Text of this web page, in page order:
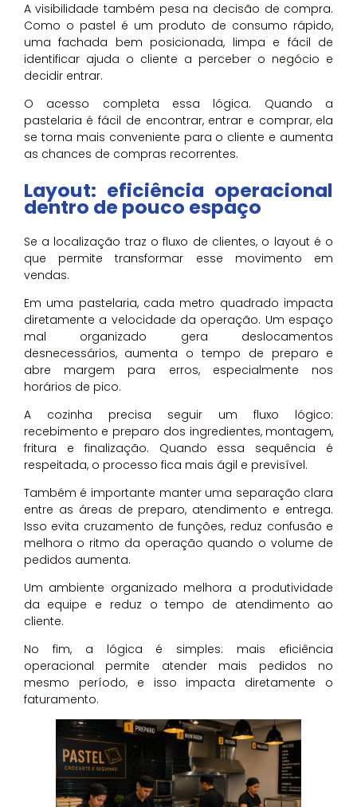
A visibilidade também pesa na decisão de compra.
Como o pastel é um produto de consumo rápido,
uma fachada bem posicionada, limpa e fácil de
identificar ajuda o cliente a perceber o negócio e
decidir entrar.
O acesso completa essa lógica. Quando a
pastelaria é fácil de encontrar, entrar e comprar, ela
se torna mais conveniente para o cliente e aumenta
as chances de compras recorrentes.
Layout: eficiência operacional
dentro de pouco espaço
Se a localização traz o fluxo de clientes, o layout é o
que permite transformar esse movimento em
vendas.
Em uma pastelaria, cada metro quadrado impacta
diretamente a velocidade da operação. Um espaço
mal organizado gera deslocamentos
desnecessários, aumenta o tempo de preparo e
abre margem para erros, especialmente nos
horários de pico.
A cozinha precisa seguir um fluxo lógico:
recebimento e preparo dos ingredientes, montagem,
fritura e finalização. Quando essa sequência é
respeitada, o processo fica mais ágil e previsível.
Também é importante manter uma separação clara
entre as áreas de preparo, atendimento e entrega.
Isso evita cruzamento de funções, reduz confusão e
melhora o ritmo da operação quando o volume de
pedidos aumenta.
Um ambiente organizado melhora a produtividade
da equipe e reduz o tempo de atendimento ao
cliente.
No fim, a lógica é simples: mais eficiência
operacional permite atender mais pedidos no
mesmo período, e isso impacta diretamente o
faturamento.